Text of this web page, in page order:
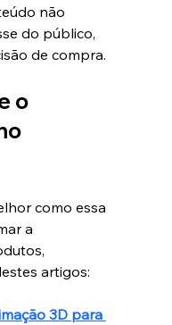
não
do público,
de compra.
o
como essa
a
artigos:
3D para